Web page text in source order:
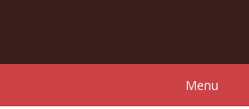
Menu